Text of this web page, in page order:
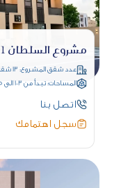
مشروع السلطان 71
عدد شقق المشروع: 13 شقة
المساحات: تبدأ من 103 الى 155 م
اتصل بنا
سجل اهتمامك